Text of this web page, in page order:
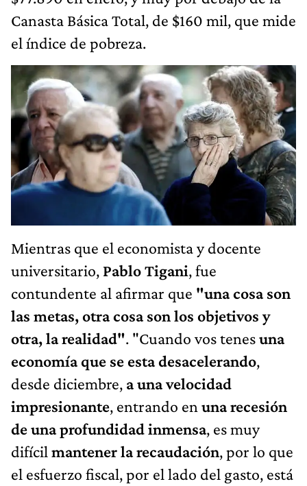
Canasta Básica Total, de $160 mil, que mide
el índice de pobreza.
Mientras que el economista y docente
universitario, Pablo Tigani, fue
contundente al afirmar que "una cosa son
las metas, otra cosa son los objetivos y
otra, la realidad". "Cuando vos tenesuna
economía que se esta desacelerando,
desde diciembre, a una velocidad
impresionante, entrando en una recesión
de una profundidad inmensa, es muy
difícil mantener la recaudación, por lo que
el esfuerzo fiscal, por el lado del gasto, está